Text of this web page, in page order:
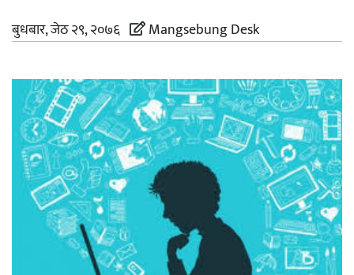
बुधबार, जेठ २९, २०७६ Mangsebung Desk